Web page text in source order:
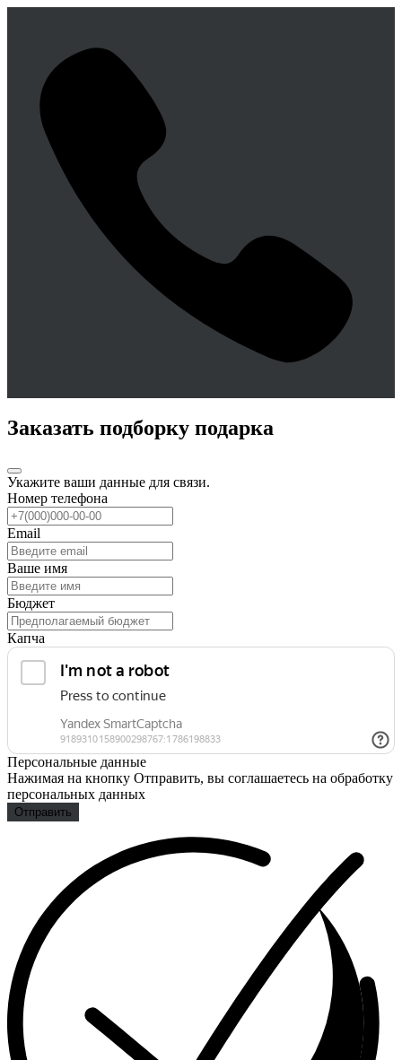
Заказать подборку подарка
Укажите ваши данные для связи.
Номер телефона
Email
Ваше имя
Бюджет
Капча
Персональные данные
Нажимая на кнопку Отправить, вы соглашаетесь на обработку
персональных данных
Отправить